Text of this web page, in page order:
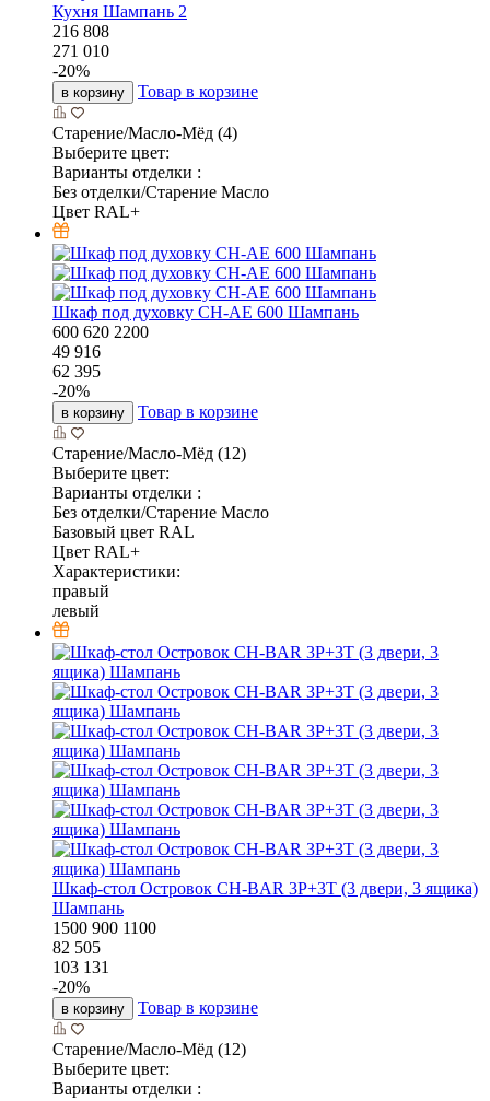
Кухня Шампань 2
216 808
271 010
-20%
в корзину Товар в корзине
Старение/Масло-Мёд (4)
Выберите цвет:
Варианты отделки :
Без отделки/Старение Масло
Цвет RAL+
Шкаф под духовку CH-AE 600 Шампань
600 620 2200
49 916
62 395
-20%
в корзину Товар в корзине
Старение/Масло-Мёд (12)
Выберите цвет:
Варианты отделки :
Без отделки/Старение Масло
Базовый цвет RAL
Цвет RAL+
Характеристики:
правый
левый
Шкаф-стол Островок CH-BAR 3P+3T (3 двери, 3 ящика)
Шампань
1500 900 1100
82 505
103 131
-20%
в корзину Товар в корзине
Старение/Масло-Мёд (12)
Выберите цвет:
Варианты отделки :